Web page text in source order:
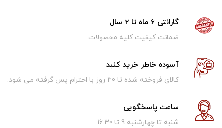
گارانتی 6 ماه تا 2 سال
ضمانت کیفیت کلیه محصولات
آسوده خاطر خرید کنید
کالای فروخته شده تا 30 روز با احترام پس گرفته می شود.
ساعت پاسخگویی
شنبه تا چهارشنبه 9 تا 16.30